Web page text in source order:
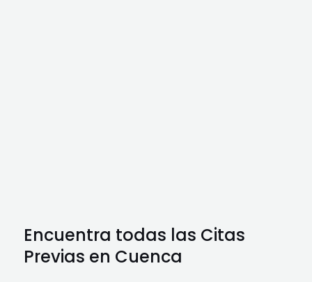
Encuentra todas las Citas
Previas en Cuenca